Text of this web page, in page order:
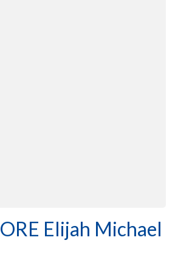
Elijah Michael